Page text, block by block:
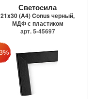
Светосила
21x30 (A4) Conus черный,
МДФ с пластиком
арт. 5-45697